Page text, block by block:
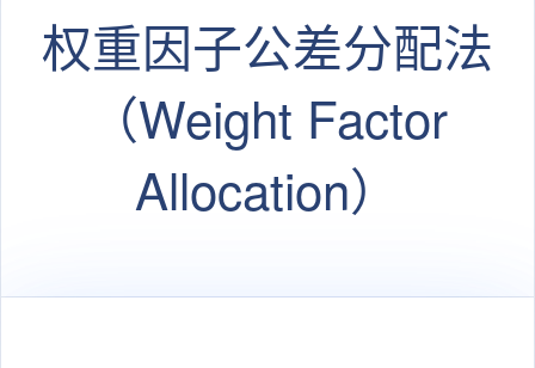
权重因子公差分配法
（Weight Factor
Allocation）